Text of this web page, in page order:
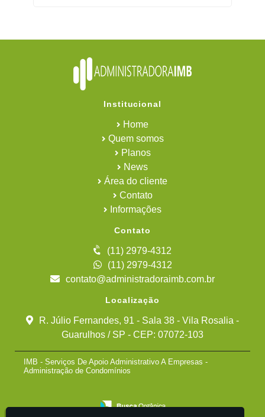
Institucional
Home
Quem somos
Planos
News
Área do cliente
Contato
Informações
Contato
(11) 2979-4312
(11) 2979-4312
contato@administradoraimb.com.br
Localização
R. Júlio Fernandes, 91 - Sala 38 - Vila Rosalia -
Guarulhos / SP - CEP: 07072-103
IMB - Serviços De Apoio Administrativo A Empresas -
Administração de Condomínios